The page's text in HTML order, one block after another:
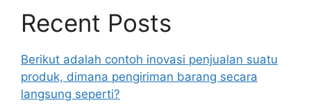
Recent Posts
Berikut adalah contoh inovasi penjualan suatu
produk, dimana pengiriman barang secara
langsung seperti?